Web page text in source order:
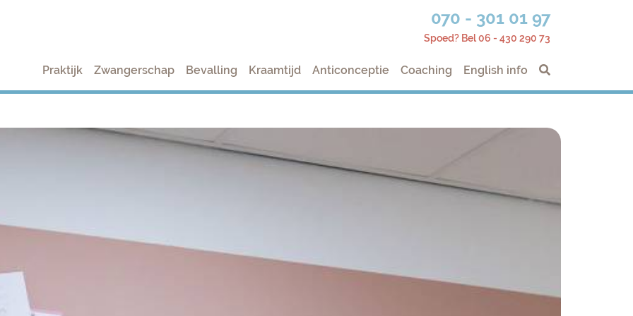
070 - 301 01 97
Spoed? Bel 06 - 430 290 73
Praktijk Zwangerschap Bevalling Kraamtijd Anticonceptie Coaching English info